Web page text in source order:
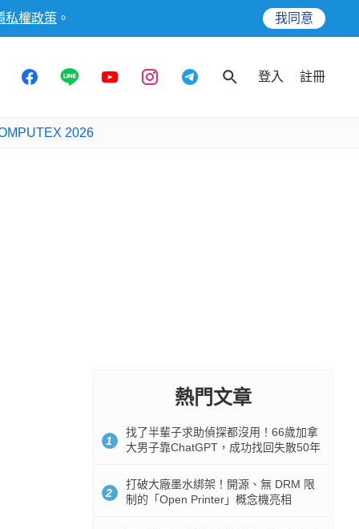
私權政策 。 我同意
登入 註冊
2026
熱門文章
1
找了半輩子求助偵探都沒用！66歲加拿
大男子靠ChatGPT，成功找回失散50年
2
打破大廠墨水綁架！開源、無 DRM 限
制的「Open Printer」概念機亮相